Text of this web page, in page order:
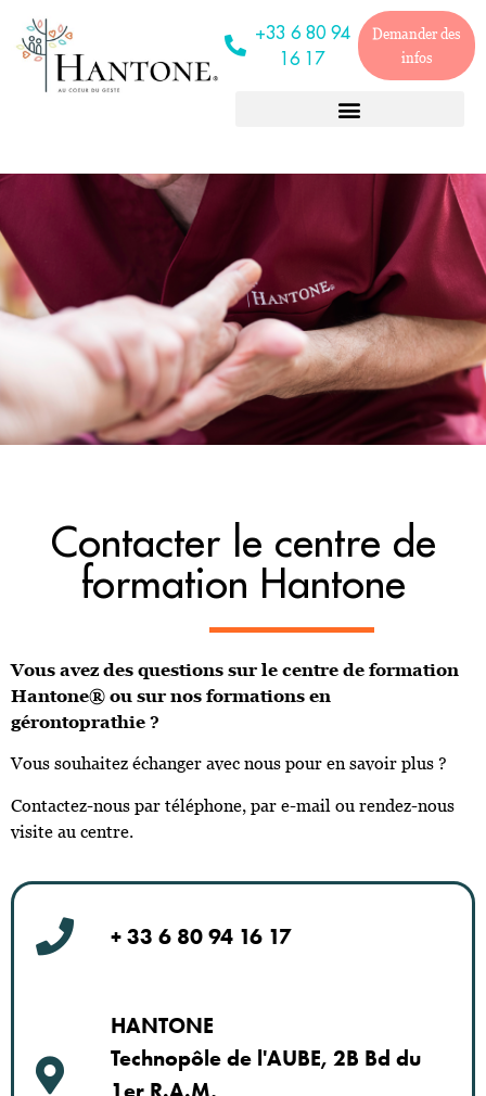
+33 6 80 94
16 17
Demander des
infos
Contacter le centre de
formation Hantone
Vous avez des questions sur le centre de formation
Hantone® ou sur nos formations en
gérontoprathie ?
Vous souhaitez échanger avec nous pour en savoir plus ?
Contactez-nous par téléphone, par e-mail ou rendez-nous
visite au centre.
+ 33 6 80 94 16 17
HANTONE
Technopôle de l'AUBE, 2B Bd du
1er R.A.M,